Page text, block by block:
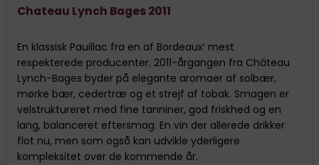
Chateau Lynch Bages 2011
En klassisk Pauillac fra en af Bordeaux’ mest
respekterede producenter. 2011-årgangen fra Château
Lynch-Bages byder på elegante aromaer af solbær,
mørke bær, cedertræ og et strejf af tobak. Smagen er
velstruktureret med fine tanniner, god friskhed og en
lang, balanceret eftersmag. En vin der allerede drikker
flot nu, men som også kan udvikle yderligere
kompleksitet over de kommende år.